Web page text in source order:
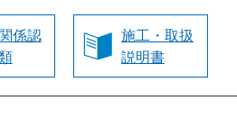
係認
施工・取扱
説明書